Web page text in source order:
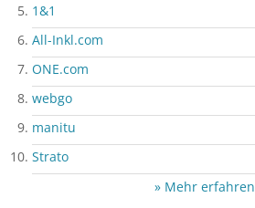
1&1
All-Inkl.com
ONE.com
webgo
manitu
Strato
» Mehr erfahren